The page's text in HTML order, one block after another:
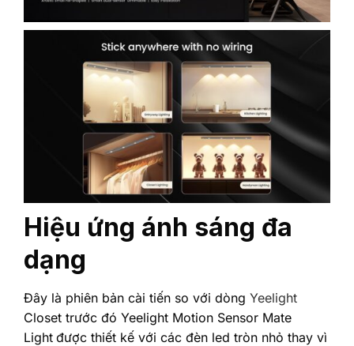
Hiệu ứng ánh sáng đa
dạng
Đây là phiên bản cài tiến so với dòng Yeelight
Closet trước đó Yeelight Motion Sensor Mate
Light được thiết kế với các đèn led tròn nhỏ thay vì